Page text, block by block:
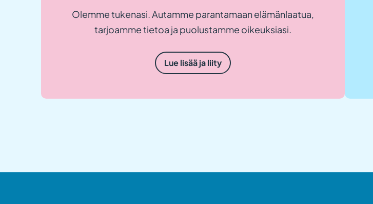
Olemme tukenasi. Autamme parantamaan elämänlaatua,
tarjoamme tietoa ja puolustamme oikeuksiasi.
Lue lisää ja liity